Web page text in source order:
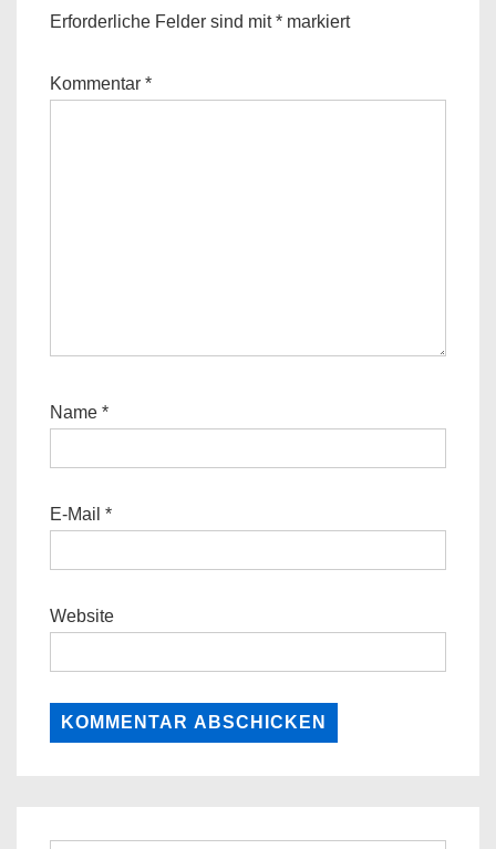
Erforderliche Felder sind mit* markiert
Kommentar *
Name *
E-Mail *
Website